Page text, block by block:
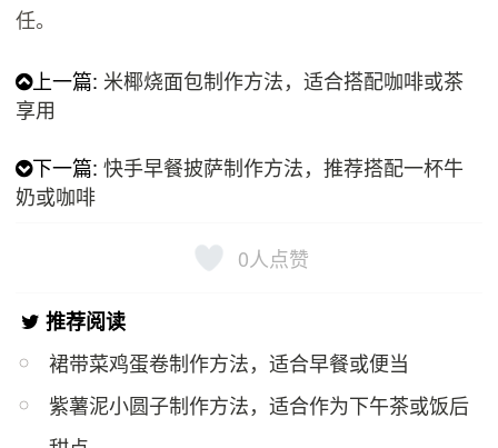
任。
上一篇:米椰烧面包制作方法，适合搭配咖啡或茶
享用
下一篇:快手早餐披萨制作方法，推荐搭配一杯牛
奶或咖啡
0人点赞
推荐阅读
裙带菜鸡蛋卷制作方法，适合早餐或便当
紫​薯泥小圆子制作方法，适合作为下午茶或饭后